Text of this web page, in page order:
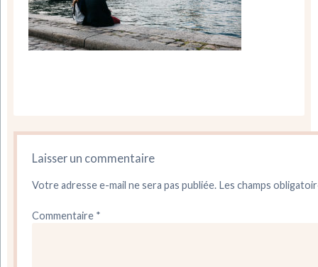
Laisser un commentaire
Votre adresse e-mail ne sera pas publiée. Les champs
Commentaire *